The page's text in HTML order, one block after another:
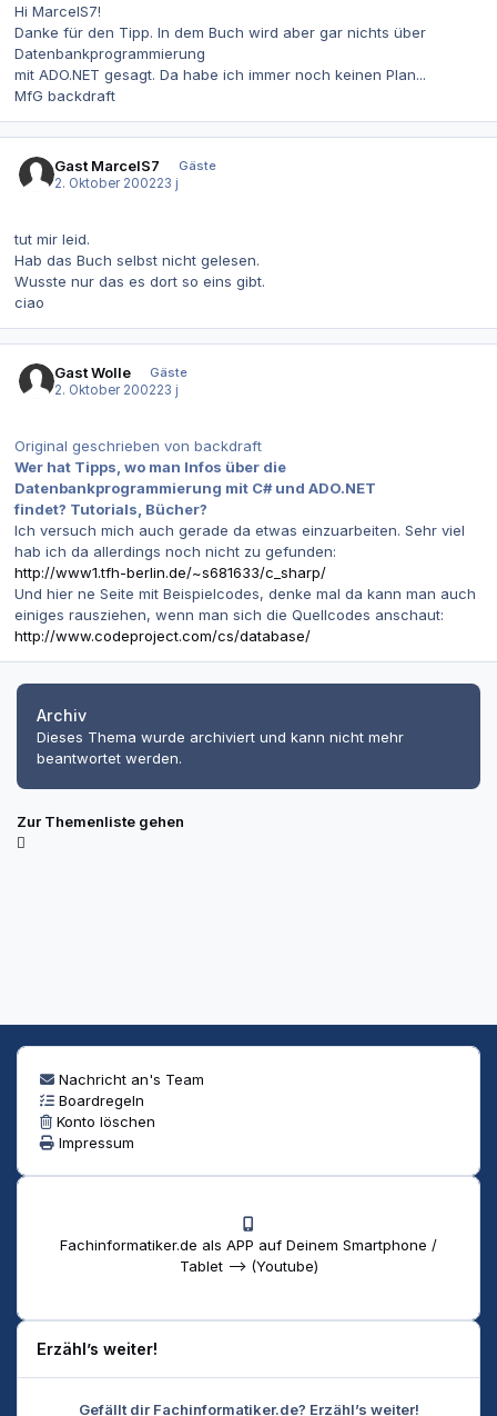
Hi MarcelS7!
Danke für den Tipp. In dem Buch wird aber gar nichts über
Datenbankprogrammierung
mit ADO.NET gesagt. Da habe ich immer noch keinen Plan...
MfG backdraft
Gast MarcelS7
Gäste
2. Oktober 200223 j
tut mir leid.
Hab das Buch selbst nicht gelesen.
Wusste nur das es dort so eins gibt.
ciao
Gast Wolle
Gäste
2. Oktober 200223 j
Original geschrieben von backdraft
Wer hat Tipps, wo man Infos über die
Datenbankprogrammierung mit C# und ADO.NET
findet? Tutorials, Bücher?
Ich versuch mich auch gerade da etwas einzuarbeiten. Sehr viel
hab ich da allerdings noch nicht zu gefunden:
http://www1.tfh-berlin.de/~s681633/c_sharp/
Und hier ne Seite mit Beispielcodes, denke mal da kann man auch
einiges rausziehen, wenn man sich die Quellcodes anschaut:
http://www.codeproject.com/cs/database/
Archiv
Dieses Thema wurde archiviert und kann nicht mehr
beantwortet werden.
Zur Themenliste gehen
Nachricht an's Team
Boardregeln
Konto löschen
Impressum
Fachinformatiker.de als APP auf Deinem Smartphone /
Tablet --> (Youtube)
Erzähl’s weiter!
Gefällt dir Fachinformatiker.de? Erzähl’s weiter!